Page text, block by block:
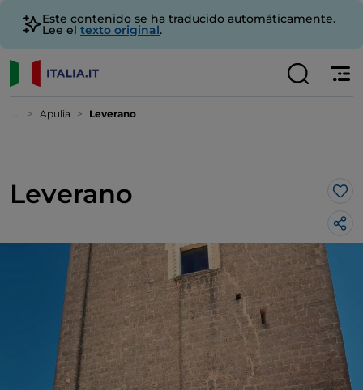
Este contenido se ha traducido automáticamente.
Lee el texto original.
... Apulia Leverano
Leverano Me